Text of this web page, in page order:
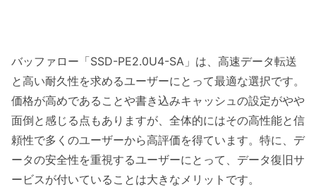
バッファロー「SSD-PE2.0U4-SA」は、高速データ転送
と高い耐久性を求めるユーザーにとって最適な選択です。
価格が高めであることや書き込みキャッシュの設定がやや
面倒と感じる点もありますが、全体的にはその高性能と信
頼性で多くのユーザーから高評価を得ています。特に、デ
ータの安全性を重視するユーザーにとって、データ復旧サ
ービスが付いていることは大きなメリットです。